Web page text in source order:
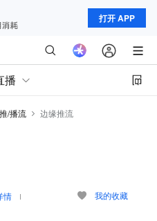
打开 APP
播
/播流 边缘推流
情 我的收藏